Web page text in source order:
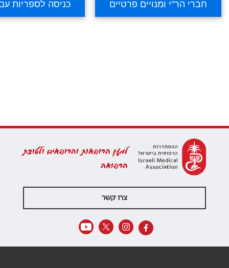
למען הרופאות והרופאים ולטובת
הרפואה
צרו קשר